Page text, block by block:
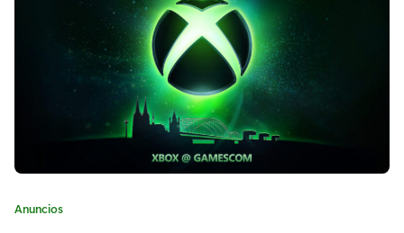
s
p
o
r
C
Anuncios